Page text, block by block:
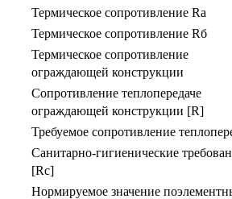
Термическое сопротивление Rа
Термическое сопротивление Rб
Термическое сопротивление
ограждающей конструкции
Сопротивление теплопередаче
ограждающей конструкции [R]
Требуемое сопротивление
Санитарно-гигиенические
[Rс]
Нормируемое значение